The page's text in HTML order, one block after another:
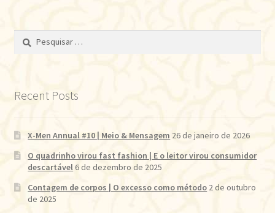
Recent Posts
X-Men Annual #10 | Meio & Mensagem 26 de janeiro de 2026
O quadrinho virou fast fashion | E o leitor virou consumidor
descartável6 de dezembro de 2025
Contagem de corpos | O excesso como método 2 de outubro
de 2025